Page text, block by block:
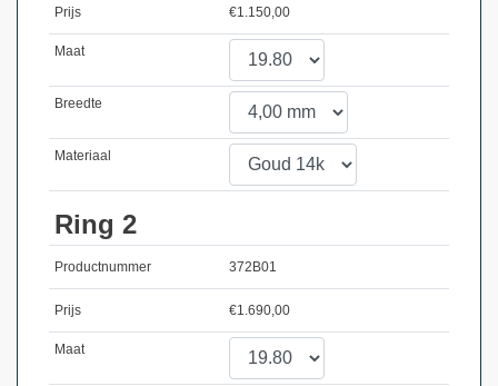
Prijs €1.150,00
Maat
Breedte
Materiaal
Ring 2
Productnummer 372B01
Prijs €1.690,00
Maat